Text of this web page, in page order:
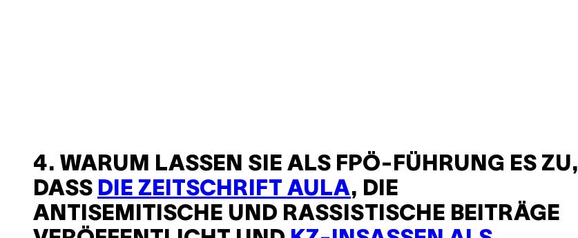
4. WARUM LASSEN SIE ALS FPÖ-FÜHRUNG ES ZU,
DASS DIE ZEITSCHRIFT AULA, DIE
ANTISEMITISCHE UND RASSISTISCHE BEITRÄGE